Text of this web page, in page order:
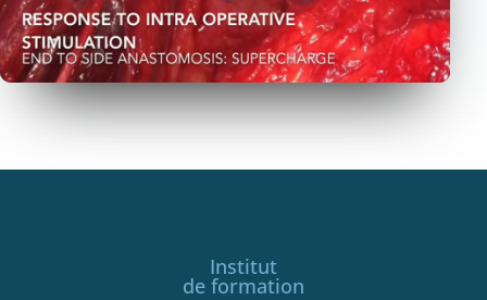
Institut
de formation